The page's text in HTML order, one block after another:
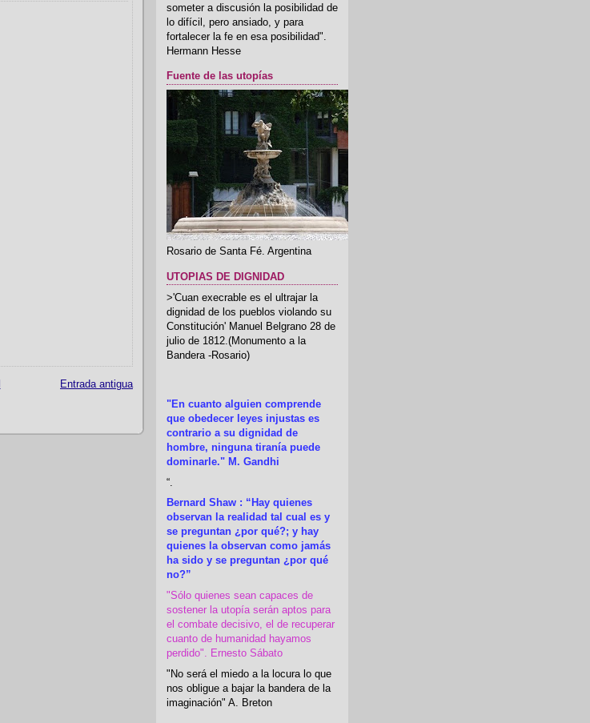
Entrada antigua
someter a discusión la posibilidad de
lo difícil, pero ansiado, y para
fortalecer la fe en esa posibilidad".
Hermann Hesse
Fuente de las utopías
Rosario de Santa Fé. Argentina
UTOPIAS DE DIGNIDAD
>'Cuan execrable es el ultrajar la
dignidad de los pueblos violando su
Constitución' Manuel Belgrano 28 de
julio de 1812.(Monumento a la
Bandera -Rosario)
"En cuanto alguien comprende
que obedecer leyes injustas es
contrario a su dignidad de
hombre, ninguna tiranía puede
dominarle." M. Gandhi
“.
Bernard Shaw : “Hay quienes
observan la realidad tal cual es y
se preguntan ¿por qué?; y hay
quienes la observan como jamás
ha sido y se preguntan ¿por qué
no?”
"Sólo quienes sean capaces de
sostener la utopía serán aptos para
el combate decisivo, el de recuperar
cuanto de humanidad hayamos
perdido". Ernesto Sábato
"No será el miedo a la locura lo que
nos obligue a bajar la bandera de la
imaginación" A. Breton